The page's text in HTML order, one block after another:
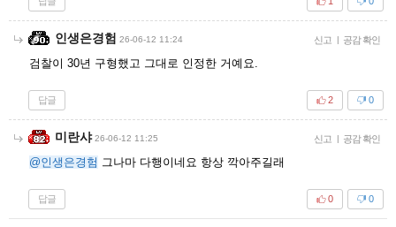
인생은경험 26-06-12 11:24 신고 | 공감 확인
검찰이 30년 구형했고 그대로 인정한 거예요.
답글 0
2
미란샤 26-06-12 11:25 신고 | 공감 확인
@인생은경험 그나마 다행이네요 항상 깍아주길래
답글 0
0